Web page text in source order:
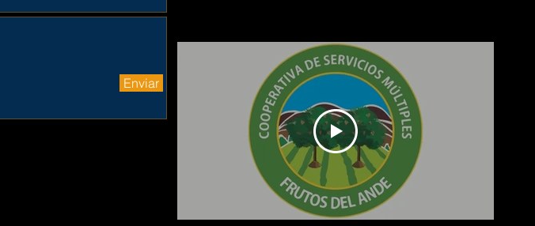
Enviar